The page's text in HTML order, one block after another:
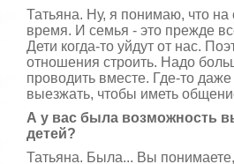
Татьяна. Ну, я понимаю, что на
время. И семья - это прежде
Дети когда-то уйдут от нас.
отношения строить. Надо
проводить вместе. Где-то даже
выезжать, чтобы иметь
А у вас была возможность
детей?
Татьяна. Была... Вы понимаете,